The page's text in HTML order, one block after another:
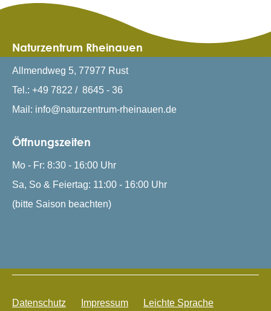
Naturzentrum Rheinauen
Allmendweg 5, 77977 Rust
Tel.: +49 7822 / 8645 - 36
Mail: info@naturzentrum-rheinauen.de
Öffnungszeiten
Mo - Fr: 8:30 - 16:00 Uhr
Sa, So & Feiertag: 11:00 - 16:00 Uhr
(bitte Saison beachten)
Datenschutz Impressum Leichte Sprache